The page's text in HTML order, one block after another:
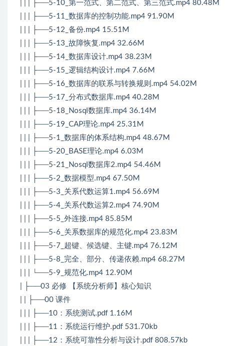
| | | ├──5-10_第一范式、第二范式、第三范式.mp4 80.48M
| | | ├──5-11_数据库的控制功能.mp4 91.90M
| | | ├──5-12_备份.mp4 15.51M
| | | ├──5-13_故障恢复.mp4 32.66M
| | | ├──5-14_数据库设计.mp4 38.23M
| | | ├──5-15_逻辑结构设计.mp4 7.66M
| | | ├──5-16_数据库的联系与转换规则.mp4 54.02M
| | | ├──5-17_分布式数据库.mp4 40.28M
| | | ├──5-18_Nosql数据库.mp4 36.14M
| | | ├──5-19_CAP理论.mp4 25.31M
| | | ├──5-1_数据库的体系结构.mp4 48.67M
| | | ├──5-20_BASE理论.mp4 6.03M
| | | ├──5-21_Nosql数据库2.mp4 54.46M
| | | ├──5-2_数据模型.mp4 67.50M
| | | ├──5-3_关系代数运算1.mp4 56.69M
| | | ├──5-4_关系代数运算2.mp4 74.90M
| | | ├──5-5_外连接.mp4 85.85M
| | | ├──5-6_关系数据库的规范化.mp4 23.83M
| | | ├──5-7_超键、候选键、主键.mp4 76.12M
| | | ├──5-8_完全、部分、传递依赖.mp4 68.27M
| | | └──5-9_规范化.mp4 12.90M
| ├──03 必修 【系统分析师】核心知识
| | ├──00 课件
| | | ├──10：系统测试.pdf 1.16M
| | | ├──11：系统运行维护.pdf 531.70kb
| | | ├──12：系统可靠性分析与设计.pdf 808.57kb